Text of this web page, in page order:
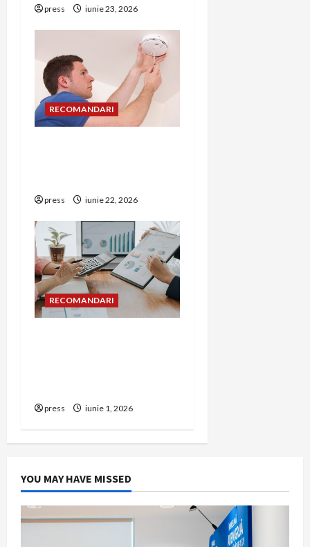
n
press iunie 23, 2026
RECOMANDARI
press iunie 22, 2026
RECOMANDARI
press iunie 1, 2026
YOU MAY HAVE MISSED